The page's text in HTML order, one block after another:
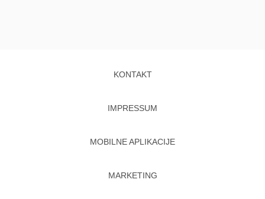
KONTAKT
IMPRESSUM
MOBILNE APLIKACIJE
MARKETING